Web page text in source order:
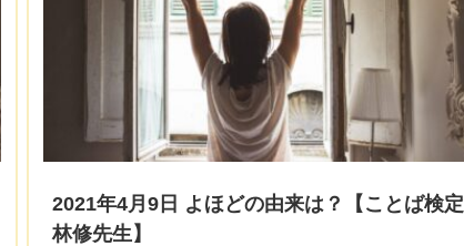
2021年4月9日 よほどの由来は？【ことば検定
林修先生】